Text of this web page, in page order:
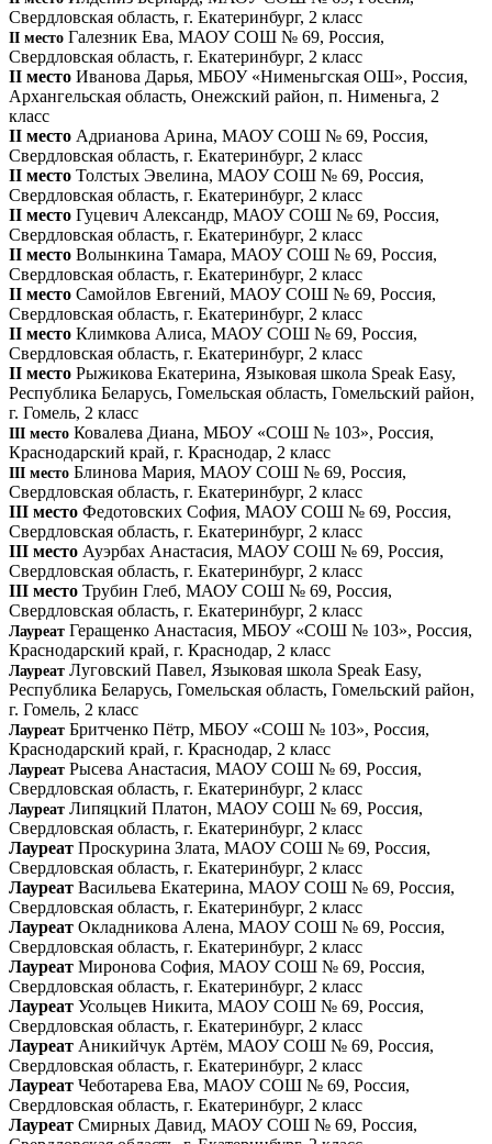
Свердловская область, г. Екатеринбург, 2 класс
II место Галезник Ева, МАОУ СОШ № 69, Россия,
Свердловская область, г. Екатеринбург, 2 класс
II место Иванова Дарья, МБОУ «Нименьгская ОШ», Россия,
Архангельская область, Онежский район, п. Нименьга, 2
класс
II место Адрианова Арина, МАОУ СОШ № 69, Россия,
Свердловская область, г. Екатеринбург, 2 класс
II место Толстых Эвелина, МАОУ СОШ № 69, Россия,
Свердловская область, г. Екатеринбург, 2 класс
II место Гуцевич Александр, МАОУ СОШ № 69, Россия,
Свердловская область, г. Екатеринбург, 2 класс
II место Волынкина Тамара, МАОУ СОШ № 69, Россия,
Свердловская область, г. Екатеринбург, 2 класс
II место Самойлов Евгений, МАОУ СОШ № 69, Россия,
Свердловская область, г. Екатеринбург, 2 класс
II место Климкова Алиса, МАОУ СОШ № 69, Россия,
Свердловская область, г. Екатеринбург, 2 класс
II место Рыжикова Екатерина, Языковая школа Speak Easy,
Республика Беларусь, Гомельская область, Гомельский район,
г. Гомель, 2 класс
III место Ковалева Диана, МБОУ «СОШ № 103», Россия,
Краснодарский край, г. Краснодар, 2 класс
III место Блинова Мария, МАОУ СОШ № 69, Россия,
Свердловская область, г. Екатеринбург, 2 класс
III место Федотовских София, МАОУ СОШ № 69, Россия,
Свердловская область, г. Екатеринбург, 2 класс​
III место Ауэрбах Анастасия, МАОУ СОШ № 69, Россия,
Свердловская область, г. Екатеринбург, 2 класс
III место Трубин Глеб, МАОУ СОШ № 69, Россия,
Свердловская область, г. Екатеринбург, 2 класс
Лауреат Геращенко Анастасия, МБОУ «СОШ № 103», Россия,
Краснодарский край, г. Краснодар, 2 класс
Лауреат Луговский Павел, Языковая школа Speak Easy,
Республика Беларусь, Гомельская область, Гомельский район,
г. Гомель, 2 класс
Лауреат Бритченко Пётр, МБОУ «СОШ № 103», Россия,
Краснодарский край, г. Краснодар, 2 класс
Лауреат Рысева Анастасия, МАОУ СОШ № 69, Россия,
Свердловская область, г. Екатеринбург, 2 класс
Лауреат Липяцкий Платон, МАОУ СОШ № 69, Россия,
Свердловская область, г. Екатеринбург, 2 класс
Лауреат Проскурина Злата, МАОУ СОШ № 69, Россия,
Свердловская область, г. Екатеринбург, 2 класс
Лауреат Васильева Екатерина, МАОУ СОШ № 69, Россия,
Свердловская область, г. Екатеринбург, 2 класс
Лауреат Окладникова Алена, МАОУ СОШ № 69, Россия,
Свердловская область, г. Екатеринбург, 2 класс
Лауреат Миронова София, МАОУ СОШ № 69, Россия,
Свердловская область, г. Екатеринбург, 2 класс
Лауреат Усольцев Никита, МАОУ СОШ № 69, Россия,
Свердловская область, г. Екатеринбург, 2 класс
Лауреат Аникийчук Артём, МАОУ СОШ № 69, Россия,
Свердловская область, г. Екатеринбург, 2 класс
Лауреат Чеботарева Ева, МАОУ СОШ № 69, Россия,
Свердловская область, г. Екатеринбург, 2 класс
Лауреат Смирных Давид, МАОУ СОШ № 69, Россия,